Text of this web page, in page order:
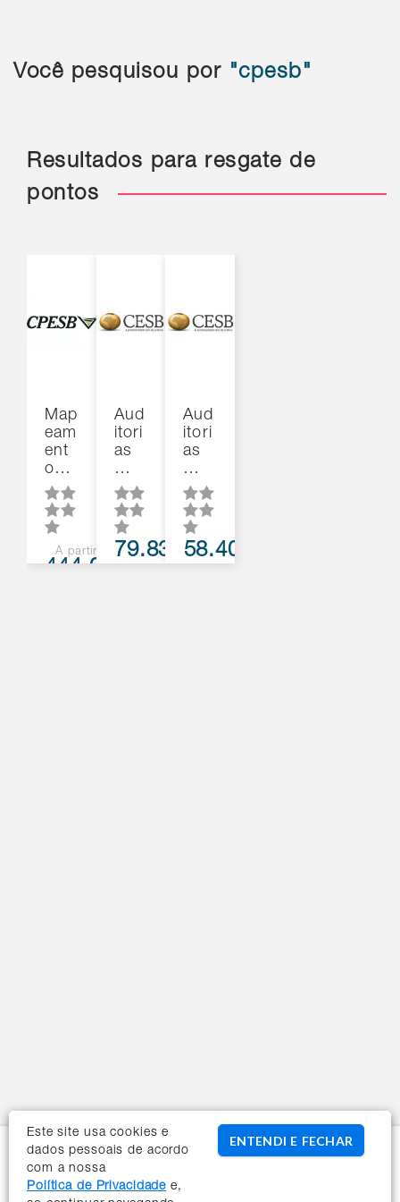
Este site usa cookies e
dados pessoais de acordo
com a nossa
Política de Privacidade e,
ENTENDI E FECHAR
Você pesquisou por "cpesb"
Resultados para resgate de
pontos
Map
eam
ent
o…
A partir de
444.000
Aud
itori
as
…
79.837
Aud
itori
as
…
58.402
Conheça a Orbia
Sobre a Orbia
Novidades